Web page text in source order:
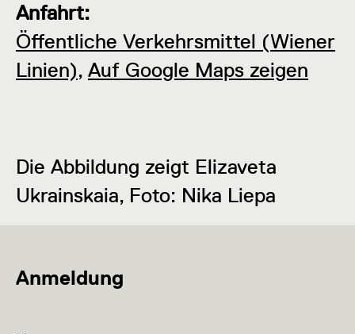
Anfahrt:
Öffentliche Verkehrsmittel (Wiener
Linien), Auf Google Maps zeigen
Die Abbildung zeigt Elizaveta
Ukrainskaia, Foto: Nika Liepa
Anmeldung